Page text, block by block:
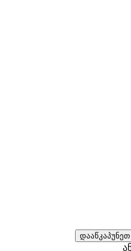
დააწკაპუნეთ